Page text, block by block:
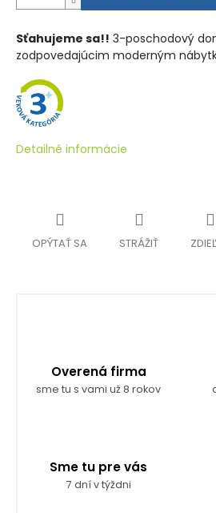
Sťahujeme sa!! 3-poschodový
zodpovedajúcim moderným
Detailné informácie
OPÝTAŤ SA STRÁŽIŤ
Overená firma
sme tu s vami už 8 rokov
Sme tu pre vás
7 dní v týždni